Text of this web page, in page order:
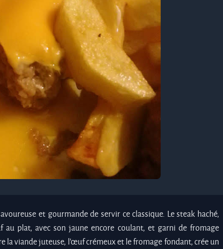
et gourmande de servir ce classique. Le steak haché,
plat, avec son jaune encore coulant, et garni de fromage
la viande juteuse, l'œuf crémeux et le fromage fondant, crée un